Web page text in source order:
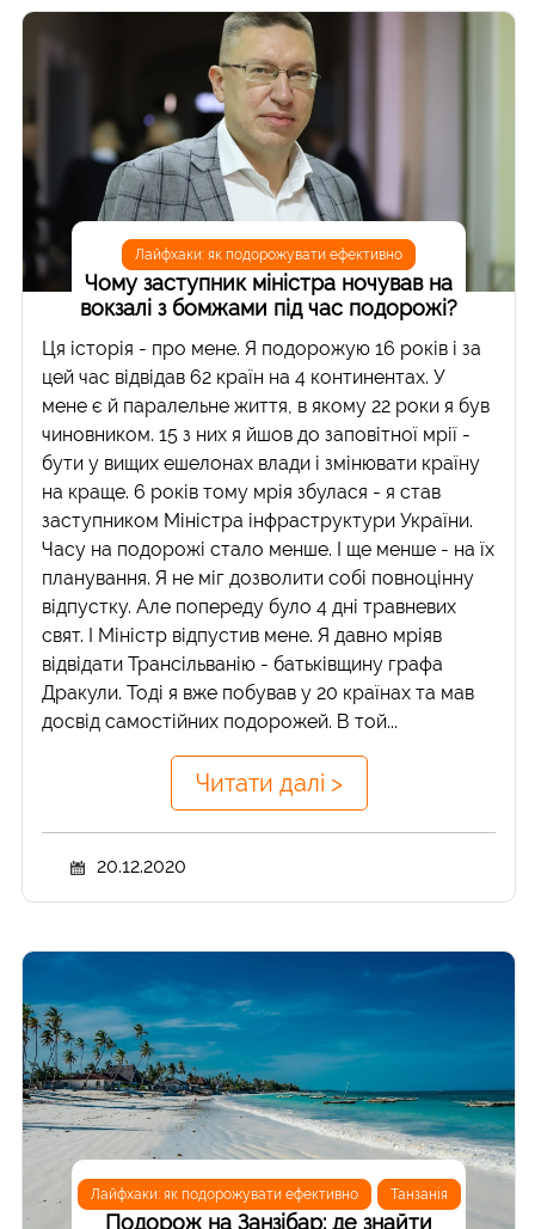
Лайфхаки: як подорожувати ефективно
Чому заступник міністра ночував на
вокзалі з бомжами під час подорожі?
Ця історія - про мене. Я подорожую 16 років і за
цей час відвідав 62 країн на 4 континентах. У
мене є й паралельне життя, в якому 22 роки я був
чиновником. 15 з них я йшов до заповітної мрії -
бути у вищих ешелонах влади і змінювати країну
на краще. 6 років тому мрія збулася - я став
заступником Міністра інфраструктури України.
Часу на подорожі стало менше. І ще менше - на їх
планування. Я не міг дозволити собі повноцінну
відпустку. Але попереду було 4 дні травневих
свят. І Міністр відпустив мене. Я давно мріяв
відвідати Трансільванію - батьківщину графа
Дракули. Тоді я вже побував у 20 країнах та мав
досвід самостійних подорожей. В той...
Читати далі >
20.12.2020
Лайфхаки: як подорожувати ефективно Танзанія
Подорож на Занзібар: де знайти